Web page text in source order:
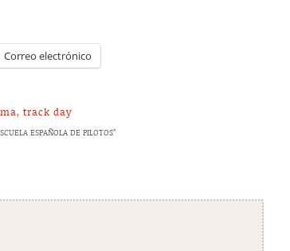
Correo electrónico
, track day
ESPAÑOLA DE PILOTOS”